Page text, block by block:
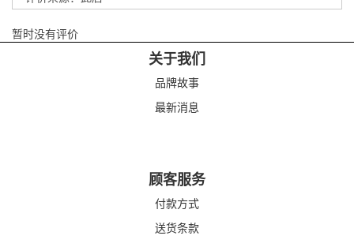
暂时没有评价
关于我们
品牌故事
最新消息
顾客服务
付款方式
送货条款